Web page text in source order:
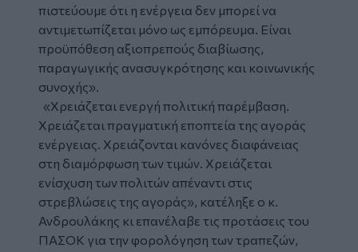
πιστεύουμε ότι η ενέργεια δεν μπορεί να
αντιμετωπίζεται μόνο ως εμπόρευμα. Είναι
προϋπόθεση αξιοπρεπούς διαβίωσης,
παραγωγικής ανασυγκρότησης και κοινωνικής
συνοχής».
«Χρειάζεται ενεργή πολιτική παρέμβαση.
Χρειάζεται πραγματική εποπτεία της αγοράς
ενέργειας. Χρειάζονται κανόνες διαφάνειας
στη διαμόρφωση των τιμών. Χρειάζεται
ενίσχυση των πολιτών απέναντι στις
στρεβλώσεις της αγοράς», κατέληξε ο κ.
Ανδρουλάκης κι επανέλαβε τις προτάσεις του
ΠΑΣΟΚ για την φορολόγηση των τραπεζών,